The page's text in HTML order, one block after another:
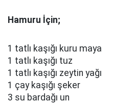
Hamuru İçin;
1 tatlı kaşığı kuru maya
1 tatlı kaşığı tuz
1 tatlı kaşığı zeytin yağı
1 çay kaşığı şeker
3 su bardağı un